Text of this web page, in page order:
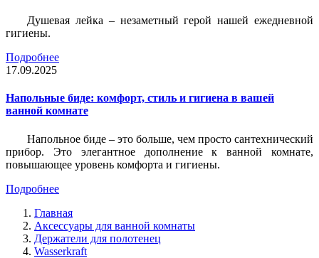
Душевая лейка – незаметный герой нашей ежедневной
гигиены.
Подробнее
17.09.2025
Напольные биде: комфорт, стиль и гигиена в вашей
ванной комнате
Напольное биде – это больше, чем просто сантехнический
прибор. Это элегантное дополнение к ванной комнате,
повышающее уровень комфорта и гигиены.
Подробнее
Главная
Аксессуары для ванной комнаты
Держатели для полотенец
Wasserkraft